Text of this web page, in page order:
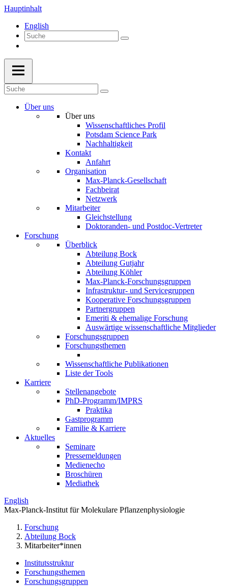
Hauptinhalt
English
Über uns
Über uns
Wissenschaftliches Profil
Potsdam Science Park
Nachhaltigkeit
Kontakt
Anfahrt
Organisation
Max-Planck-Gesellschaft
Fachbeirat
Netzwerk
Mitarbeiter
Gleichstellung
Doktoranden- und Postdoc-Vertreter
Forschung
Überblick
Abteilung Bock
Abteilung Gutjahr
Abteilung Köhler
Max-Planck-Forschungsgruppen
Infrastruktur- und Servicegruppen
Kooperative Forschungsgruppen
Partnergruppen
Emeriti & ehemalige Forschung
Auswärtige wissenschaftliche Mitglieder
Forschungsgruppen
Forschungsthemen
Wissenschaftliche Publikationen
Liste der Tools
Karriere
Stellenangebote
PhD-Programm/IMPRS
Praktika
Gastprogramm
Familie & Karriere
Aktuelles
Seminare
Pressemeldungen
Medienecho
Broschüren
Mediathek
English
Max-Planck-Institut für Molekulare Pflanzenphysiologie
Forschung
Abteilung Bock
Mitarbeiter*innen
Institutsstruktur
Forschungsthemen
Forschungsgruppen